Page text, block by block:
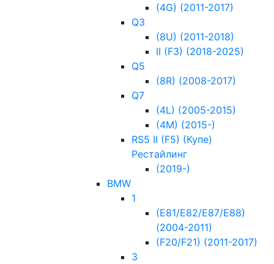
(4G) (2011-2017)
Q3
(8U) (2011-2018)
II (F3) (2018-2025)
Q5
(8R) (2008-2017)
Q7
(4L) (2005-2015)
(4M) (2015-)
RS5 II (F5) (Купе)
Рестайлинг
(2019-)
BMW
1
(E81/E82/E87/E88)
(2004-2011)
(F20/F21) (2011-2017)
3